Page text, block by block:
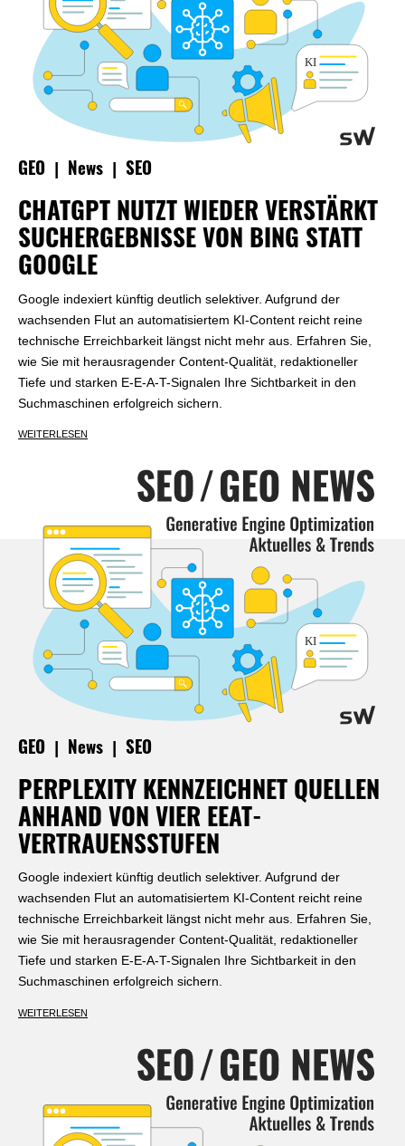
GEO News SEO
CHATGPT NUTZT WIEDER VERSTÄRKT
SUCHERGEBNISSE VON BING STATT
GOOGLE
Google indexiert künftig deutlich selektiver. Aufgrund der
wachsenden Flut an automatisiertem KI-Content reicht reine
technische Erreichbarkeit längst nicht mehr aus. Erfahren Sie,
wie Sie mit herausragender Content-Qualität, redaktioneller
Tiefe und starken E-E-A-T-Signalen Ihre Sichtbarkeit in den
Suchmaschinen erfolgreich sichern.
WEITERLESEN
GEO News SEO
PERPLEXITY KENNZEICHNET QUELLEN
ANHAND VON VIER EEAT-
VERTRAUENSSTUFEN
Google indexiert künftig deutlich selektiver. Aufgrund der
wachsenden Flut an automatisiertem KI-Content reicht reine
technische Erreichbarkeit längst nicht mehr aus. Erfahren Sie,
wie Sie mit herausragender Content-Qualität, redaktioneller
Tiefe und starken E-E-A-T-Signalen Ihre Sichtbarkeit in den
Suchmaschinen erfolgreich sichern.
WEITERLESEN